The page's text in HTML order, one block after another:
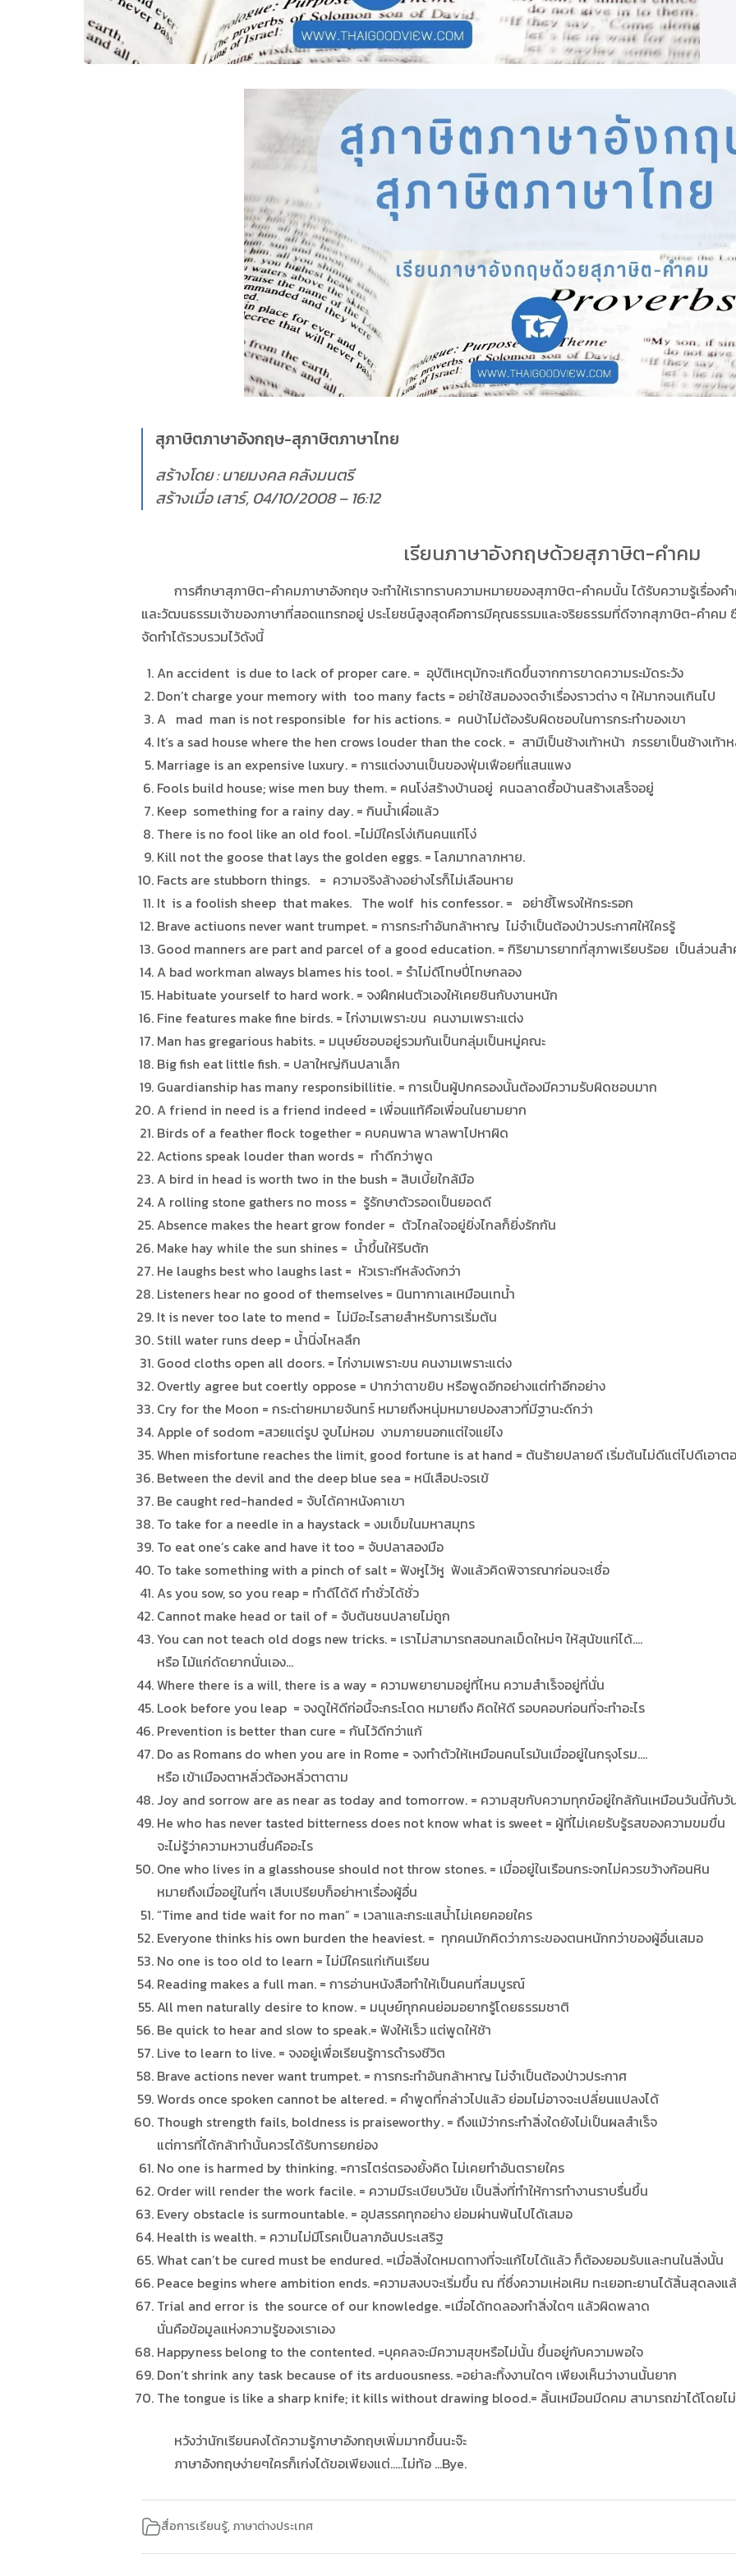
สุภาษิตภาษาอังกฤษ-สุภาษิตภาษาไทย
สร้างโดย : นายมงคล คลังมนตรี
สร้างเมื่อ เสาร์, 04/10/2008 – 16:12
เรียนภาษาอังกฤษด้วยสุภาษิต-คำคม
การศึกษาสุภาษิต-คำคมภาษาอังกฤษ จะทำให้เราทราบความหมายของสุภาษิต-คำคมนั้น ได้รับความรู้เรื่องค
และวัฒนธรรมเจ้าของภาษาที่สอดแทรกอยู่ ประโยชน์สูงสุดคือการมีคุณธรรมและจริยธรรมที่ดีจากสุภาษิต-คำคม ซึ่
จัดทำได้รวบรวมไว้ดังนี้
An accident is due to lack of proper care. = อุบัติเหตุมักจะเกิดขึ้นจากการขาดความระมัดระวัง
Don’t charge your memory with too many facts = อย่าใช้สมองจดจำเรื่องราวต่าง ๆ ให้มากจนเกินไป
A mad man is not responsible for his actions. = คนบ้าไม่ต้องรับผิดชอบในการกระทำของเขา
It’s a sad house where the hen crows louder than the cock. = สามีเป็นช้างเท้าหน้า ภรรยาเป็นช้างเท้า
Marriage is an expensive luxury. = การแต่งงานเป็นของฟุ่มเฟือยที่แสนแพง
Fools build house; wise men buy them. = คนโง่สร้างบ้านอยู่ คนฉลาดซื้อบ้านสร้างเสร็จอยู่
Keep something for a rainy day. = กินน้ำเผื่อแล้ว
There is no fool like an old fool. =ไม่มีใครโง่เกินคนแก่โง่
Kill not the goose that lays the golden eggs. = โลภมากลาภหาย.
Facts are stubborn things. = ความจริงล้างอย่างไรก็ไม่เลือนหาย
It is a foolish sheep that makes. The wolf his confessor. = อย่าชี้โพรงให้กระรอก
Brave actiuons never want trumpet. = การกระทำอันกล้าหาญ ไม่จำเป็นต้องป่าวประกาศให้ใครรู้
Good manners are part and parcel of a good education. = กิริยามารยาทที่สุภาพเรียบร้อย เป็นส่วนส
A bad workman always blames his tool. = รำไม่ดีโทษปี่โทษกลอง
Habituate yourself to hard work. = จงฝึกฝนตัวเองให้เคยชินกับงานหนัก
Fine features make fine birds. = ไก่งามเพราะขน คนงามเพราะแต่ง
Man has gregarious habits. = มนุษย์ชอบอยู่รวมกันเป็นกลุ่มเป็นหมู่คณะ
Big fish eat little fish. = ปลาใหญ่กินปลาเล็ก
Guardianship has many responsibillitie. = การเป็นผู้ปกครองนั้นต้องมีความรับผิดชอบมาก
A friend in need is a friend indeed = เพื่อนแท้คือเพื่อนในยามยาก
Birds of a feather flock together = คบคนพาล พาลพาไปหาผิด
Actions speak louder than words = ทำดีกว่าพูด
A bird in head is worth two in the bush = สิบเบี้ยใกล้มือ
A rolling stone gathers no moss = รู้รักษาตัวรอดเป็นยอดดี
Absence makes the heart grow fonder = ตัวไกลใจอยู่ยิ่งไกลก็ยิ่งรักกัน
Make hay while the sun shines = น้ำขึ้นให้รีบตัก
He laughs best who laughs last = หัวเราะทีหลังดังกว่า
Listeners hear no good of themselves = นินทากาเลเหมือนเทน้ำ
It is never too late to mend = ไม่มีอะไรสายสำหรับการเริ่มต้น
Still water runs deep = น้ำนิ่งไหลลึก
Good cloths open all doors. = ไก่งามเพราะขน คนงามเพราะแต่ง
Overtly agree but coertly oppose = ปากว่าตาขยิบ หรือพูดอีกอย่างแต่ทำอีกอย่าง
Cry for the Moon = กระต่ายหมายจันทร์ หมายถึงหนุ่มหมายปองสาวที่มีฐานะดีกว่า
Apple of sodom =สวยแต่รูป จูบไม่หอม งามภายนอกแต่ใจแย่ไง
When misfortune reaches the limit, good fortune is at hand = ต้นร้ายปลายดี เริ่มต้นไม่ดีแต่ไปดีเอาต
Between the devil and the deep blue sea = หนีเสือปะจรเข้
Be caught red-handed = จับได้คาหนังคาเขา
To take for a needle in a haystack = งมเข็มในมหาสมุทร
To eat one’s cake and have it too = จับปลาสองมือ
To take something with a pinch of salt = ฟังหูไว้หู ฟังแล้วคิดพิจารณาก่อนจะเชื่อ
As you sow, so you reap = ทำดีได้ดี ทำชั่วได้ชั่ว
Cannot make head or tail of = จับต้นชนปลายไม่ถูก
You can not teach old dogs new tricks. = เราไม่สามารถสอนกลเม็ดใหม่ๆ ให้สุนัขแก่ได้….
หรือ ไม้แก่ดัดยากนั่นเอง…
Where there is a will, there is a way = ความพยายามอยู่ที่ไหน ความสำเร็จอยู่ที่นั่น
Look before you leap = จงดูให้ดีก่อนื้จะกระโดด หมายถึง คิดให้ดี รอบคอบก่อนที่จะทำอะไร
Prevention is better than cure = กันไว้ดีกว่าแก้
Do as Romans do when you are in Rome = จงทำตัวให้เหมือนคนโรมันเมื่ออยู่ในกรุงโรม….
หรือ เข้าเมืองตาหลิ่วต้องหลิ่วตาตาม
Joy and sorrow are as near as today and tomorrow. = ความสุขกับความทุกข์อยู่ใกล้กันเหมือนวันนี้กับ
He who has never tasted bitterness does not know what is sweet = ผู้ที่ไม่เคยรับรู้รสของความขมขื่น
จะไม่รู้ว่าความหวานชื่นคืออะไร
One who lives in a glasshouse should not throw stones. = เมื่ออยู่ในเรือนกระจกไม่ควรขว้างก้อนหิน
หมายถึงเมื่ออยู่ในที่ๆ เสีบเปรียบก็อย่าหาเรื่องผู้อื่น
“Time and tide wait for no man” = เวลาและกระแสน้ำไม่เคยคอยใคร
Everyone thinks his own burden the heaviest. = ทุกคนมักคิดว่าภาระของตนหนักกว่าของผู้อื่นเสมอ
No one is too old to learn = ไม่มีใครแก่เกินเรียน
Reading makes a full man. = การอ่านหนังสือทำให้เป็นคนที่สมบูรณ์
All men naturally desire to know. = มนุษย์ทุกคนย่อมอยากรู้โดยธรรมชาติ
Be quick to hear and slow to speak.= ฟังให้เร็ว แต่พูดให้ช้า
Live to learn to live. = จงอยู่เพื่อเรียนรู้การดำรงชีวิต
Brave actions never want trumpet. = การกระทำอันกล้าหาญ ไม่จำเป็นต้องป่าวประกาศ
Words once spoken cannot be altered. = คำพูดที่กล่าวไปแล้ว ย่อมไม่อาจจะเปลี่ยนแปลงได้
Though strength fails, boldness is praiseworthy. = ถึงแม้ว่ากระทำสิ่งใดยังไม่เป็นผลสำเร็จ
แต่การที่ได้กล้าทำนั้นควรได้รับการยกย่อง
No one is harmed by thinking. =การไตร่ตรองยั้งคิด ไม่เคยทำอันตรายใคร
Order will render the work facile. = ความมีระเบียบวินัย เป็นสิ่งที่ทำให้การทำงานราบรื่นขึ้น
Every obstacle is surmountable. = อุปสรรคทุกอย่าง ย่อมผ่านพ้นไปได้เสมอ
Health is wealth. = ความไม่มีโรคเป็นลาภอันประเสริฐ
What can’t be cured must be endured. =เมื่อสิ่งใดหมดทางที่จะแก้ไขได้แล้ว ก็ต้องยอมรับและทนในสิ่งนั้น
Peace begins where ambition ends. =ความสงบจะเริ่มขึ้น ณ ที่ซึ่งความเห่อเหิม ทะเยอทะยานได้สิ้นสุดลงแ
Trial and error is the source of our knowledge. =เมื่อได้ทดลองทำสิ่งใดๆ แล้วผิดพลาด
นั่นคือข้อมูลแห่งความรู้ของเราเอง
Happyness belong to the contented. =บุคคลจะมีความสุขหรือไม่นั้น ขึ้นอยู่กับความพอใจ
Don’t shrink any task because of its arduousness. =อย่าละทิ้งงานใดๆ เพียงเห็นว่างานนั้นยาก
The tongue is like a sharp knife; it kills without drawing blood.= ลิ้นเหมือนมีดคม สามารถฆ่าได้โดยไ
หวังว่านักเรียนคงได้ความรู้ภาษาอังกฤษเพิ่มมากขึ้นนะจ๊ะ
ภาษาอังกฤษง่ายๆใครก็เก่งได้ขอเพียงแต่…..ไม่ท้อ …Bye.
สื่อการเรียนรู้,ภาษาต่างประเทศ